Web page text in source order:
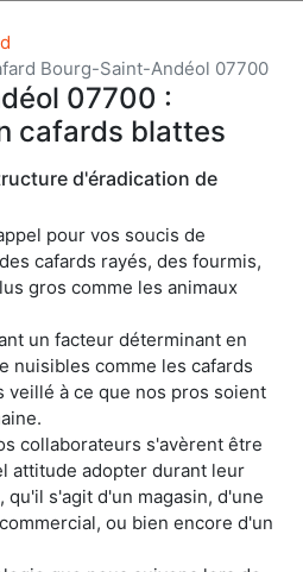
Bourg-Saint-Andéol 07700
07700 :
cafards blattes
d'éradication de
pour vos soucis de
cafards rayés, des fourmis,
gros comme les animaux
un facteur déterminant en
nuisibles comme les cafards
veillé à ce que nos pros soient
collaborateurs s'avèrent être
attitude adopter durant leur
s'agit d'un magasin, d'une
ou bien encore d'un